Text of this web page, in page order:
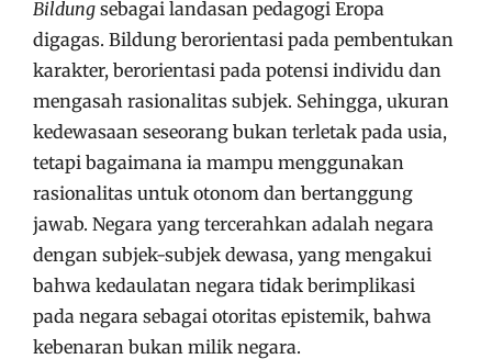
Bildung sebagai landasan pedagogi Eropa
digagas. Bildung berorientasi pada pembentukan
karakter, berorientasi pada potensi individu dan
mengasah rasionalitas subjek. Sehingga, ukuran
kedewasaan seseorang bukan terletak pada usia,
tetapi bagaimana ia mampu menggunakan
rasionalitas untuk otonom dan bertanggung
jawab. Negara yang tercerahkan adalah negara
dengan subjek-subjek dewasa, yang mengakui
bahwa kedaulatan negara tidak berimplikasi
pada negara sebagai otoritas epistemik, bahwa
kebenaran bukan milik negara.